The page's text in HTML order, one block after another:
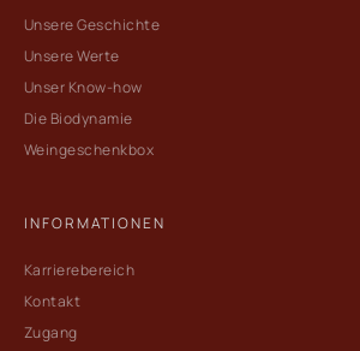
Unsere Geschichte
Unsere Werte
Unser Know-how
Die Biodynamie
Weingeschenkbox
INFORMATIONEN
Karrierebereich
Kontakt
Zugang